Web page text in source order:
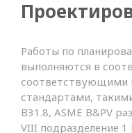
Работы по
выполняются в
стандартами,
B31.8, ASME B&PV
VIII подразделение 1